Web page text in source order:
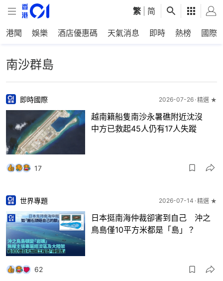
繁 简
港聞 娛樂 酒店優惠碼 天氣消息 即時 熱榜 國際
南沙群島
即時國際 2026-07-26 精選 ★
越南籍船隻南沙永暑礁附近沈沒
中方已救起45人仍有17人失蹤
17
世界專題 2026-07-14 精選 ★
日本挺南海仲裁卻害到自己 沖之
鳥島僅10平方米都是「島」？
62